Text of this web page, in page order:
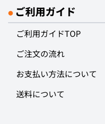
● ご利用ガイド
ご利用ガイドTOP
ご注文の流れ
お支払い方法について
送料について